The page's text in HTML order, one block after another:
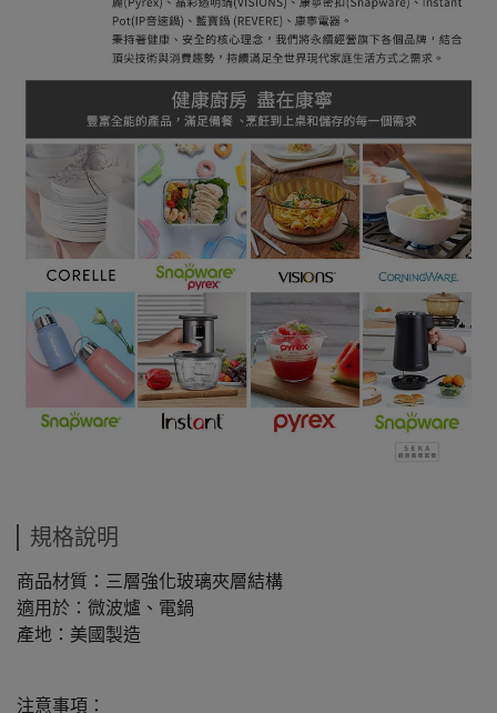
規格說明
商品材質：三層強化玻璃夾層結構
適用於：微波爐、電鍋
產地：美國製造
注意事項：